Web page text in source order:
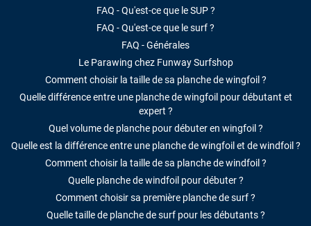
FAQ - Qu'est-ce que le SUP ?
FAQ - Qu'est-ce que le surf ?
FAQ - Générales
Le Parawing chez Funway Surfshop
Comment choisir la taille de sa planche de wingfoil ?
Quelle différence entre une planche de wingfoil pour débutant et
expert ?
Quel volume de planche pour débuter en wingfoil ?
Quelle est la différence entre une planche de wingfoil et de windfoil ?
Comment choisir la taille de sa planche de windfoil ?
Quelle planche de windfoil pour débuter ?
Comment choisir sa première planche de surf ?
Quelle taille de planche de surf pour les débutants ?